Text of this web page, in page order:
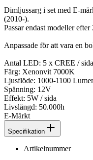
Dimljussarg i set med E-
(2010-).
Passar endast modeller
Anpassade för att vara en
Antal LED: 5 x CREE / sida
Färg: Xenonvit 7000K
Ljusflöde: 1000-1100
Spänning: 12V
Effekt: 5W / sida
Livslängd: 50.000h
E-Märkt
Specifikation
Artikelnummer